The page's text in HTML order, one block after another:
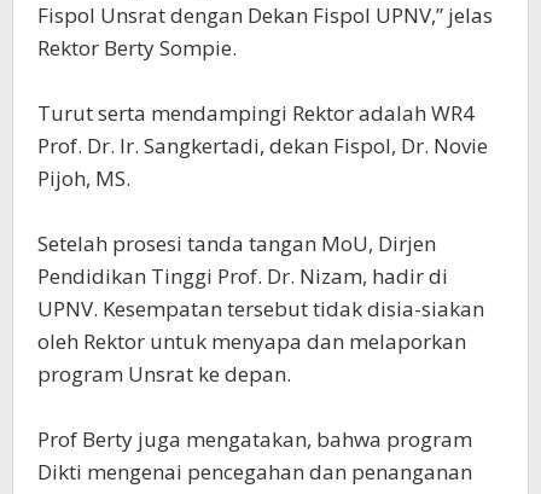
Fispol Unsrat dengan Dekan Fispol UPNV,” jelas
Rektor Berty Sompie.
Turut serta mendampingi Rektor adalah WR4
Prof. Dr. Ir. Sangkertadi, dekan Fispol, Dr. Novie
Pijoh, MS.
Setelah prosesi tanda tangan MoU, Dirjen
Pendidikan Tinggi Prof. Dr. Nizam, hadir di
UPNV. Kesempatan tersebut tidak disia-siakan
oleh Rektor untuk menyapa dan melaporkan
program Unsrat ke depan.
Prof Berty juga mengatakan, bahwa program
Dikti mengenai pencegahan dan penanganan